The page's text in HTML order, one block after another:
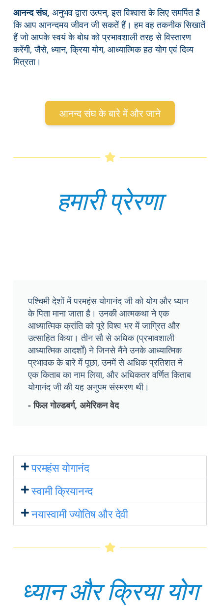
आनन्द संघ, अनुभव द्वारा उत्पन्, इस विश्वास के लिए समर्पित है
कि आप आनन्दमय जीवन जी सकतें हैं। हम वह तकनीक सिखातें
हैं जो आपके स्वयं के बोध को प्रभावशाली तरह से विस्तारण
करेंगी, जैसे, ध्यान, क्रिया योग, आध्यात्मिक हठ योग एवं दिव्य
मित्रता।
आनन्द संघ के बारे में और जाने
हमारी प्रेरणा
पश्चिमी देशों में परमहंस योगानंद जी को योग और ध्यान
के पिता माना जाता है। उनकी आत्मकथा ने एक
आध्यात्मिक क्रांति को पूरे विश्व भर में जाग्रित और
उत्साहित किया। तीन सौ से अधिक (प्रभावशाली
आध्यात्मिक आदर्शों) ने जिनसे मैंने उनके आध्यात्मिक
प्रभावक के बारे में पूछा, उनमें से अधिक प्रतिशत ने
एक किताब का नाम लिया, और अधिकतर वर्णित किताब
योगानंद जी की यह अनुपम संस्मरण थी।
- फिल गोल्डबर्ग, अमेरिकन वेद
परमहंस योगानंद
स्वामी क्रियानन्द
नयास्वामी ज्योतिष और देवी
ध्यान और क्रिया योग